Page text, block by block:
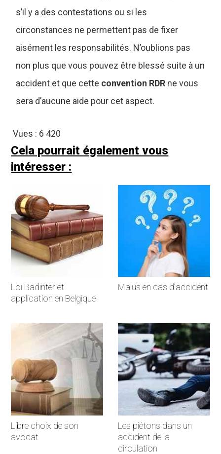
s’il y a des contestations ou si les
circonstances ne permettent pas de fixer
aisément les responsabilités. N’oublions pas
non plus que vous pouvez être blessé suite à un
accident et que cette convention RDR ne vous
sera d’aucune aide pour cet aspect.
Vues : 6 420
Cela pourrait également vous
intéresser :
Loi Badinter et
application en Belgique
Malus en cas d’accident
Libre choix de son
avocat
Les piétons dans un
accident de la
circulation